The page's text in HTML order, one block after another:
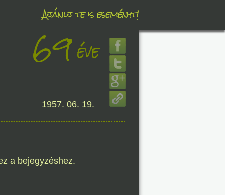
Ajánlj te is eseményt!
10.
69éve
1957. 06. 19.
a bejegyzéshez.